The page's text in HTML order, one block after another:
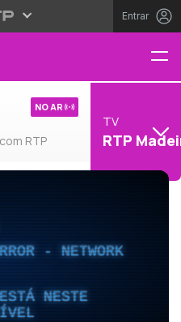
Entrar
RTP
NO AR
TV
RTP
- NETWORK
NESTE